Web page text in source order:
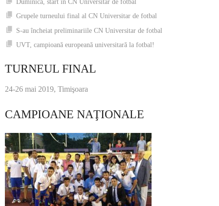
Duminică, start în CN Universitar de fotbal
Grupele turneului final al CN Universitar de fotbal
S-au încheiat preliminariile CN Universitar de fotbal
UVT, campioană europeană universitară la fotbal!
TURNEUL FINAL
24-26 mai 2019, Timişoara
CAMPIOANE NAŢIONALE